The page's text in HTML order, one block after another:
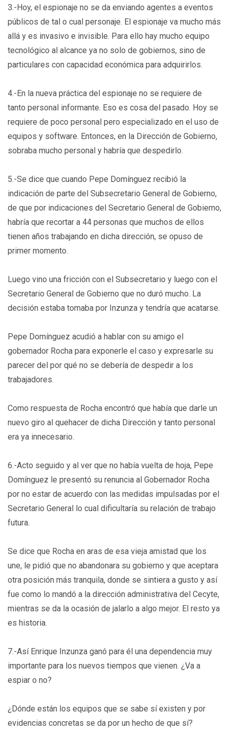
3.-Hoy, el espionaje no se da enviando agentes a eventos
públicos de tal o cual personaje. El espionaje va mucho más
allá y es invasivo e invisible. Para ello hay mucho equipo
tecnológico al alcance ya no solo de gobiernos, sino de
particulares con capacidad económica para adquirirlos.
4.-En la nueva práctica del espionaje no se requiere de
tanto personal informante. Eso es cosa del pasado. Hoy se
requiere de poco personal pero especializado en el uso de
equipos y software. Entonces, en la Dirección de Gobierno,
sobraba mucho personal y habría que despedirlo.
5.-Se dice que cuando Pepe Domínguez recibió la
indicación de parte del Subsecretario General de Gobierno,
de que por indicaciones del Secretario General de Gobierno,
habría que recortar a 44 personas que muchos de ellos
tienen años trabajando en dicha dirección, se opuso de
primer momento.
Luego vino una fricción con el Subsecretario y luego con el
Secretario General de Gobierno que no duró mucho. La
decisión estaba tomaba por Inzunza y tendría que acatarse.
Pepe Domínguez acudió a hablar con su amigo el
gobernador Rocha para exponerle el caso y expresarle su
parecer del por qué no se debería de despedir a los
trabajadores.
Como respuesta de Rocha encontró que había que darle un
nuevo giro al quehacer de dicha Dirección y tanto personal
era ya innecesario.
6.-Acto seguido y al ver que no había vuelta de hoja, Pepe
Domínguez le presentó su renuncia al Gobernador Rocha
por no estar de acuerdo con las medidas impulsadas por el
Secretario General lo cual dificultaría su relación de trabajo
futura.
Se dice que Rocha en aras de esa vieja amistad que los
une, le pidió que no abandonara su gobierno y que aceptara
otra posición más tranquila, donde se sintiera a gusto y así
fue como lo mandó a la dirección administrativa del Cecyte,
mientras se da la ocasión de jalarlo a algo mejor. El resto ya
es historia.
7.-Así Enrique Inzunza ganó para él una dependencia muy
importante para los nuevos tiempos que vienen. ¿Va a
espiar o no?
¿Dónde están los equipos que se sabe sí existen y por
evidencias concretas se da por un hecho de que sí?